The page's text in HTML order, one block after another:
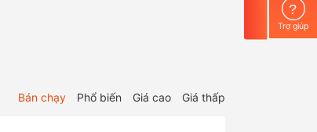
Bán chạy Phổ biến Giá cao Giá thấp
?
Trợ giúp